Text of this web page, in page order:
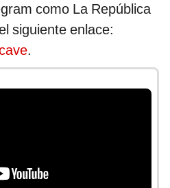
como La República
siguiente enlace:
.